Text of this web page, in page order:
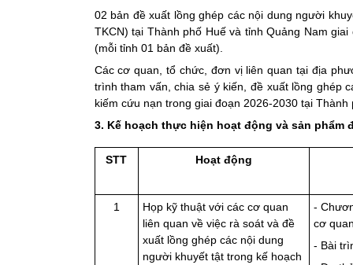
02 bản đề xuất lồng ghép các nội dung người
TKCN) tại Thành phố Huế và tỉnh Quảng Nam
(mỗi tỉnh 01 bản đề xuất).
Các cơ quan, tổ chức, đơn vị liên quan tại địa
trình tham vấn, chia sẻ ý kiến, đề xuất lồng ghép
kiếm cứu nạn trong giai đoạn 2026-2030 tại Thành
3. Kế hoạch thực hiện hoạt động và sản phẩm
STT Hoạt động
1
Họp kỹ thuật với các cơ quan
liên quan về việc rà soát và đề
xuất lồng ghép các nội dung
người khuyết tật trong kế hoạch
-
cơ
- Bài